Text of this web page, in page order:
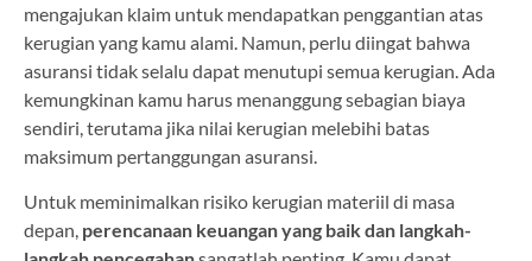
mengajukan klaim untuk mendapatkan penggantian atas
kerugian yang kamu alami. Namun, perlu diingat bahwa
asuransi tidak selalu dapat menutupi semua kerugian. Ada
kemungkinan kamu harus menanggung sebagian biaya
sendiri, terutama jika nilai kerugian melebihi batas
maksimum pertanggungan asuransi.
Untuk meminimalkan risiko kerugian materiil di masa
depan, perencanaan keuangan yang baik dan langkah-